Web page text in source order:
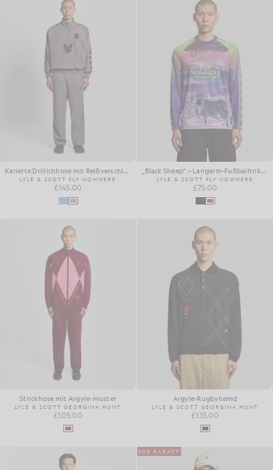
Karierte Drillichhose mit Reißverschluss
LYLE & SCOTT FLY NOWHERE
£145.00
„Black Sheep“ – Langarm-Fußballtrikot mit Aufdruck
LYLE & SCOTT FLY NOWHERE
£75.00
Strickhose mit Argyle-Muster
LYLE & SCOTT GEORGINA HUNT
£105.00
Argyle-Rugbyhemd
LYLE & SCOTT GEORGINA HUNT
£135.00
50% RABATT